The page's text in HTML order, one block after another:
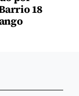
18